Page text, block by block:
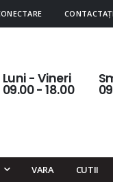
Luni - Vineri
09.00 - 18.00
VARA CUTII